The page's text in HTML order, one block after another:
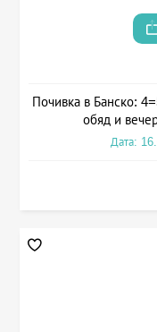
Почивка в Банско:
обяд и
Дата: